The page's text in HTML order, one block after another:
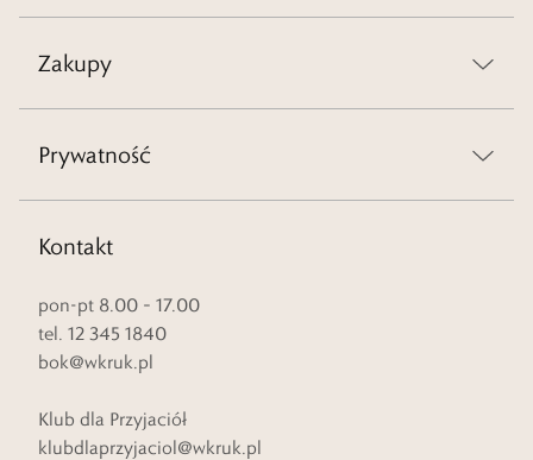
Zakupy
Prywatność
Kontakt
pon-pt 8.00 – 17.00
tel. 12 345 1840
bok@wkruk.pl
Klub dla Przyjaciół
klubdlaprzyjaciol@wkruk.pl